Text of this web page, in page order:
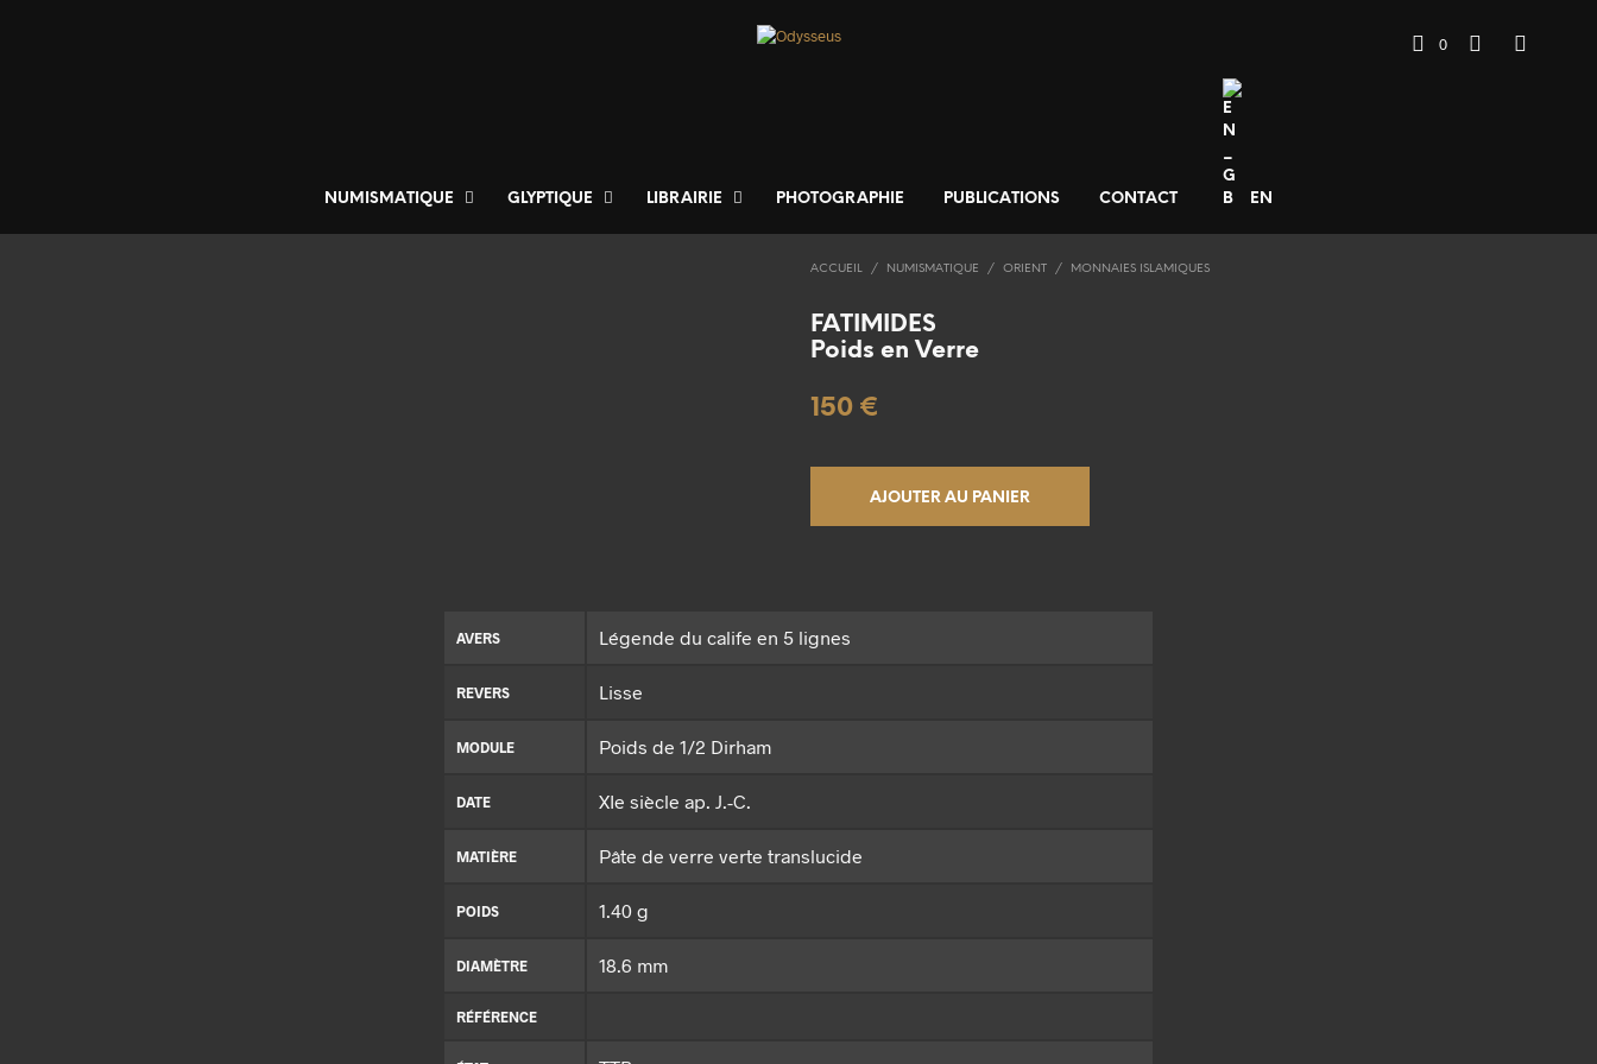
NUMISMATIQUE GLYPTIQUE LIBRAIRIE PHOTOGRAPHIE PUBLICATIONS CONTACT EN
0
ACCUEIL / NUMISMATIQUE / ORIENT / MONNAIES ISLAMIQUES
FATIMIDES
Poids en Verre
150 €
AJOUTER AU PANIER
AVERS Légende du calife en 5 lignes
REVERS Lisse
MODULE Poids de 1/2 Dirham
DATE XIe siècle ap. J.-C.
MATIÈRE Pâte de verre verte translucide
POIDS 1.40 g
DIAMÈTRE 18.6 mm
RÉFÉRENCE